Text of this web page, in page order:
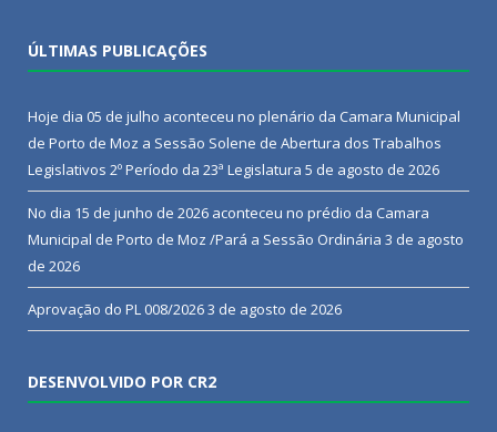
ÚLTIMAS PUBLICAÇÕES
Hoje dia 05 de julho aconteceu no plenário da Camara Municipal
de Porto de Moz a Sessão Solene de Abertura dos Trabalhos
Legislativos 2º Período da 23ª Legislatura 5 de agosto de 2026
No dia 15 de junho de 2026 aconteceu no prédio da Camara
Municipal de Porto de Moz /Pará a Sessão Ordinária 3 de agosto
de 2026
Aprovação do PL 008/20263 de agosto de 2026
DESENVOLVIDO POR CR2